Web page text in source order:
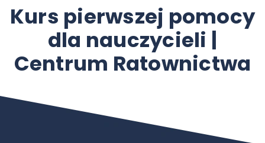
Kurs pierwszej pomocy
dla nauczycieli |
Centrum Ratownictwa